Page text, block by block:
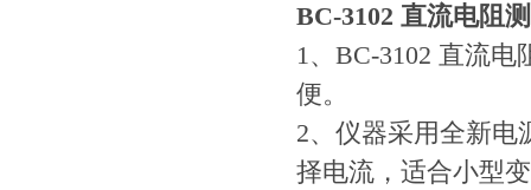
BC-3102 直流电阻
1、BC-3102 直流
便。
2、仪器采用全新电
择电流，适合小型